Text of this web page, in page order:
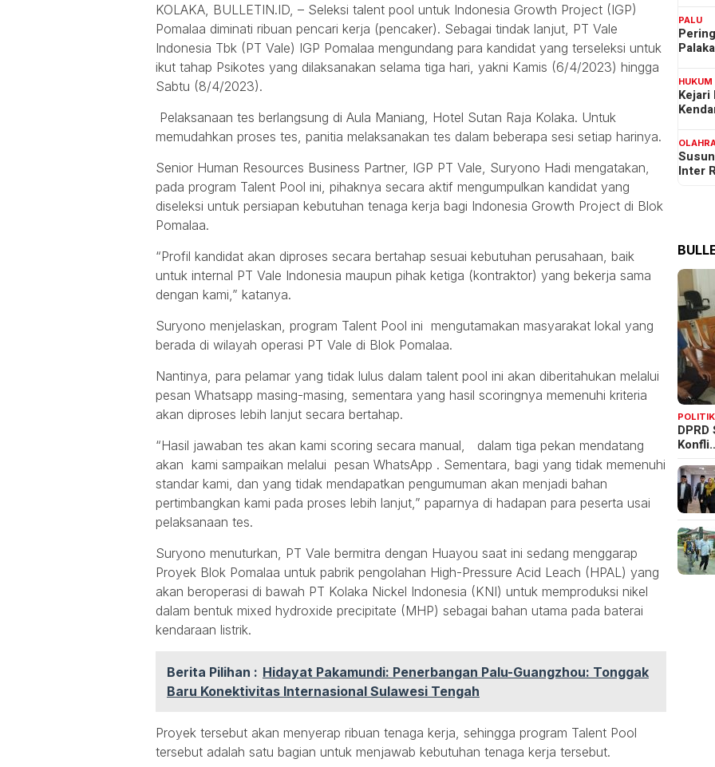
KOLAKA, BULLETIN.ID, – Seleksi talent pool untuk Indonesia Growth Project (IGP)
Pomalaa diminati ribuan pencari kerja (pencaker). Sebagai tindak lanjut, PT Vale
Indonesia Tbk (PT Vale) IGP Pomalaa mengundang para kandidat yang terseleksi untuk
ikut tahap Psikotes yang dilaksanakan selama tiga hari, yakni Kamis (6/4/2023) hingga
Sabtu (8/4/2023).
Pelaksanaan tes berlangsung di Aula Maniang, Hotel Sutan Raja Kolaka. Untuk
memudahkan proses tes, panitia melaksanakan tes dalam beberapa sesi setiap harinya.
Senior Human Resources Business Partner, IGP PT Vale, Suryono Hadi mengatakan,
pada program Talent Pool ini, pihaknya secara aktif mengumpulkan kandidat yang
diseleksi untuk persiapan kebutuhan tenaga kerja bagi Indonesia Growth Project di Blok
Pomalaa.
“Profil kandidat akan diproses secara bertahap sesuai kebutuhan perusahaan, baik
untuk internal PT Vale Indonesia maupun pihak ketiga (kontraktor) yang bekerja sama
dengan kami,” katanya.
Suryono menjelaskan, program Talent Pool ini mengutamakan masyarakat lokal yang
berada di wilayah operasi PT Vale di Blok Pomalaa.
Nantinya, para pelamar yang tidak lulus dalam talent pool ini akan diberitahukan melalui
pesan Whatsapp masing-masing, sementara yang hasil scoringnya memenuhi kriteria
akan diproses lebih lanjut secara bertahap.
“Hasil jawaban tes akan kami scoring secara manual, dalam tiga pekan mendatang
akan kami sampaikan melalui pesan WhatsApp . Sementara, bagi yang tidak memenuhi
standar kami, dan yang tidak mendapatkan pengumuman akan menjadi bahan
pertimbangkan kami pada proses lebih lanjut,” paparnya di hadapan para peserta usai
pelaksanaan tes.
Suryono menuturkan, PT Vale bermitra dengan Huayou saat ini sedang menggarap
Proyek Blok Pomalaa untuk pabrik pengolahan High-Pressure Acid Leach (HPAL) yang
akan beroperasi di bawah PT Kolaka Nickel Indonesia (KNI) untuk memproduksi nikel
dalam bentuk mixed hydroxide precipitate (MHP) sebagai bahan utama pada baterai
kendaraan listrik.
Berita Pilihan : Hidayat Pakamundi: Penerbangan Palu-Guangzhou: Tonggak
Baru Konektivitas Internasional Sulawesi Tengah
Proyek tersebut akan menyerap ribuan tenaga kerja, sehingga program Talent Pool
tersebut adalah satu bagian untuk menjawab kebutuhan tenaga kerja tersebut.
PALU
HUKUM
Kejari
Inter
POLITIK